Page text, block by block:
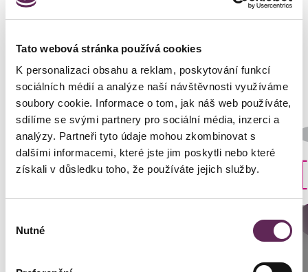
Tato webová stránka používá cookies
K personalizaci obsahu a reklam, poskytování funkcí
sociálních médií a analýze naší návštěvnosti využíváme
soubory cookie. Informace o tom, jak náš web používáte,
sdílíme se svými partnery pro sociální média, inzerci a
analýzy. Partneři tyto údaje mohou zkombinovat s
dalšími informacemi, které jste jim poskytli nebo které
získali v důsledku toho, že používáte jejich služby.
souhlasu
Nutné
Der behandelnde Arzt
MUDr. Peter Ondrejka
Art der Implantate